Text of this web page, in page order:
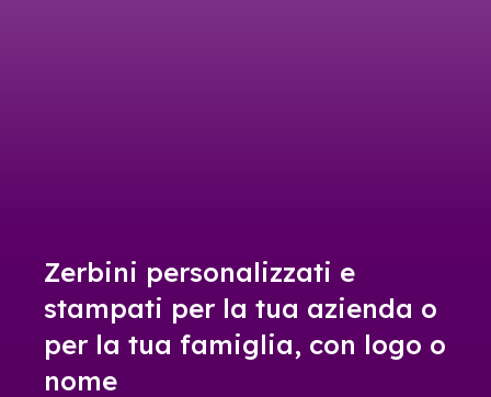
Zerbini personalizzati e
stampati per la tua azienda o
per la tua famiglia, con logo o
nome